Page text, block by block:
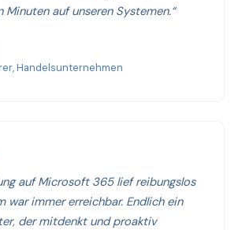
Minuten auf unseren Systemen.“
Handelsunternehmen
auf Microsoft 365 lief reibungslos
war immer erreichbar. Endlich ein
der mitdenkt und proaktiv